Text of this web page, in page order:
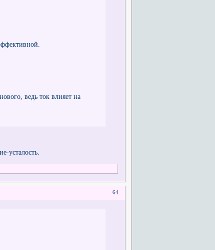
ведь ток влияет на
усталость.
64